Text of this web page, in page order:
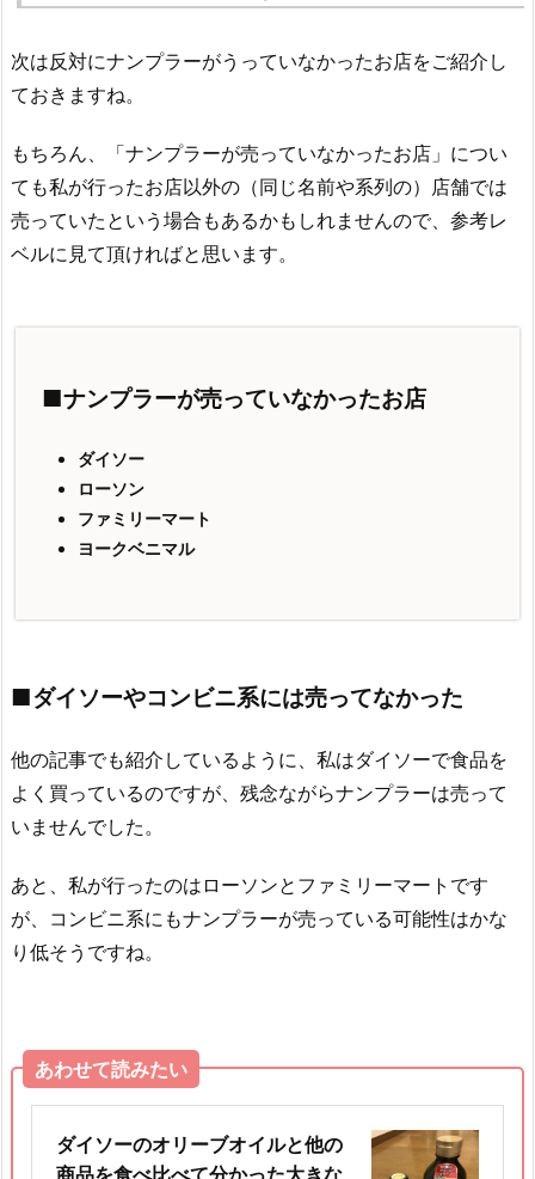
次は反対にナンプラーがうっていなかったお店をご紹介し
ておきますね。
もちろん、「ナンプラーが売っていなかったお店」につい
ても私が行ったお店以外の（同じ名前や系列の）店舗では
売っていたという場合もあるかもしれませんので、参考レ
ベルに見て頂ければと思います。
■ナンプラーが売っていなかったお店
ダイソー
ローソン
ファミリーマート
ヨークベニマル
■ダイソーやコンビニ系には売ってなかった
他の記事でも紹介しているように、私はダイソーで食品を
よく買っているのですが、残念ながらナンプラーは売って
いませんでした。
あと、私が行ったのはローソンとファミリーマートです
が、コンビニ系にもナンプラーが売っている可能性はかな
り低そうですね。
あわせて読みたい
ダイソーのオリーブオイルと他の
商品を食べ比べて分かった大きな